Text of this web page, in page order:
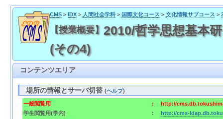
CMS> IDX> 人間社会学科> 国際文化コース > 文化情報サブコース >
【授業概要】 2010/哲学思想基本
(その4)
コンテンツエリア
場所の情報とサーバ切替(ヘルプ)
一般閲覧用 :
http://
学生閲覧用(学内)
:
http://cms-